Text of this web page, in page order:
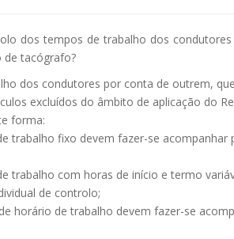
dos tempos de trabalho dos
de tacógrafo?
dos condutores por conta de outrem,
excluídos do âmbito de aplicação do
forma:
trabalho fixo devem fazer-se acompanhar
trabalho com horas de início e termo
de controlo;
horário de trabalho devem fazer-se